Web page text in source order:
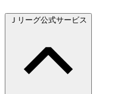
Ｊリーグ公式サービス